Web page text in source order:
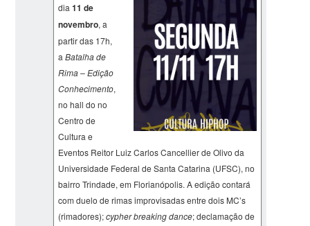
dia11 de
novembro, a
partir das 17h,
aBatalha de
Rima – Edição
Conhecimento,
no hall do no
Centro de
Cultura e
Eventos Reitor Luiz Carlos Cancellier de Olivo da
Universidade Federal de Santa Catarina (UFSC), no
bairro Trindade, em Florianópolis. A edição contará
com duelo de rimas improvisadas entre dois MC’s
(rimadores);cypher breaking dance; declamação de